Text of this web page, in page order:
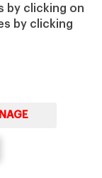
by clicking on
by clicking